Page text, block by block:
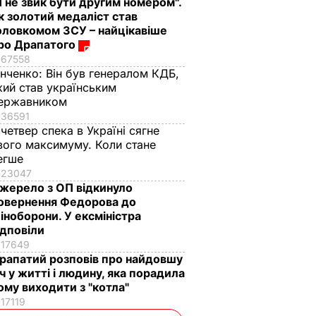
золотий медаліст став
ЗСУ – найцікавіше
Драпатого
67558
Він був генералом КДБ,
став українським
36591
спека в Україні сягне
максимуму. Коли стане
23047
з ОП відкинуло
Федорова до
У ексміністра
17649
розповів про найдовшу
у житті і людину, яка порадила
виходити з "котла"
17119